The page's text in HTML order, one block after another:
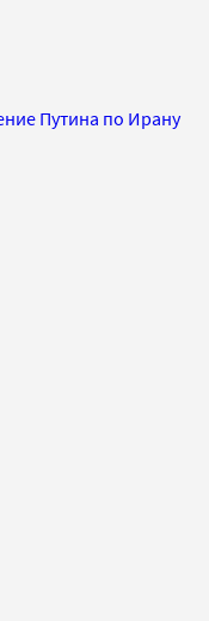
Путина по Ирану